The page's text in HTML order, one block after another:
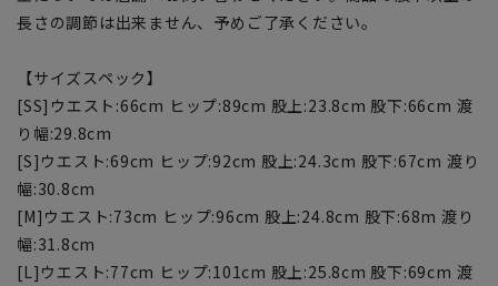
長さの調節は出来ません、予めご了承ください。
【サイズスペック】
[SS]ウエスト:66cm ヒップ:89cm 股上:23.8cm 股下:66cm 渡
り幅:29.8cm
[S]ウエスト:69cm ヒップ:92cm 股上:24.3cm 股下:67cm 渡り
幅:30.8cm
[M]ウエスト:73cm ヒップ:96cm 股上:24.8cm 股下:68m 渡り
幅:31.8cm
[L]ウエスト:77cm ヒップ:101cm 股上:25.8cm 股下:69cm 渡